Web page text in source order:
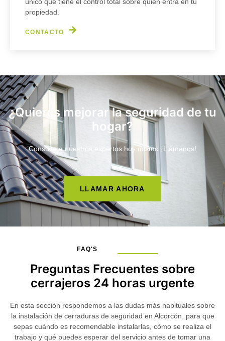
propiedad.
CONTACTO
¿Quieres mejorar la seguridad de tu
hogar?
Consulta a nuestros expertos hoy mismo ¡Llámanos!
LLAMAR AHORA
FAQ'S
Preguntas Frecuentes sobre
cerrajeros 24 horas urgente
En esta sección respondemos a las dudas más habituales sobre
la instalación de cerraduras de seguridad en Alcorcón, para que
sepas cuándo es recomendable instalarlas, cómo se realiza el
trabajo y qué puedes esperar del servicio antes de tomar una